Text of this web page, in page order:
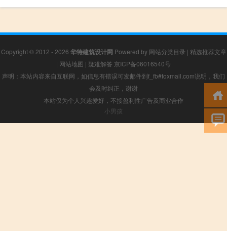
Copyright © 2012 - 2026 华特建筑设计网 Powered by 网站分类目录 | 精选推荐文章
| 网站地图 | 疑难解答 京ICP备06016540号
声明：本站内容来自互联网，如信息有错误可发邮件到f_fb#foxmail.com说明，我们
会及时纠正，谢谢
本站仅为个人兴趣爱好，不接盈利性广告及商业合作
小男孩